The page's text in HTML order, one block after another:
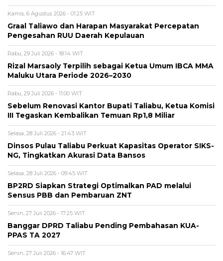
Kamis, 6 Agustus 2026 - 01:25 WIT
Graal Taliawo dan Harapan Masyarakat Percepatan
Pengesahan RUU Daerah Kepulauan
Rabu, 29 Juli 2026 - 18:14 WIT
Rizal Marsaoly Terpilih sebagai Ketua Umum IBCA MMA
Maluku Utara Periode 2026–2030
Rabu, 29 Juli 2026 - 11:00 WIT
Sebelum Renovasi Kantor Bupati Taliabu, Ketua Komisi
III Tegaskan Kembalikan Temuan Rp1,8 Miliar
Selasa, 28 Juli 2026 - 21:43 WIT
Dinsos Pulau Taliabu Perkuat Kapasitas Operator SIKS-
NG, Tingkatkan Akurasi Data Bansos
Selasa, 28 Juli 2026 - 09:45 WIT
BP2RD Siapkan Strategi Optimalkan PAD melalui
Sensus PBB dan Pembaruan ZNT
Senin, 27 Juli 2026 - 17:25 WIT
Banggar DPRD Taliabu Pending Pembahasan KUA-
PPAS TA 2027
Senin, 27 Juli 2026 - 16:47 WIT